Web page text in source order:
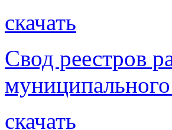
скачать
Свод реестров
скачать